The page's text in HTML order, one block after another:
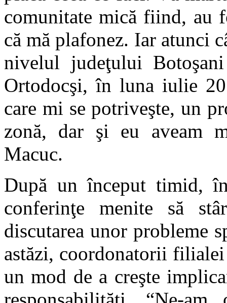
comunitate mică fiind, au
că mă plafonez. Iar atunci
nivelul judeţului
Ortodocşi, în luna iulie
care mi se potriveşte, un
zonă, dar şi eu aveam
Macuc.
După un început timid,
conferinţe menite să
discutarea unor probleme
astăzi, coordonatorii
un mod de a creşte